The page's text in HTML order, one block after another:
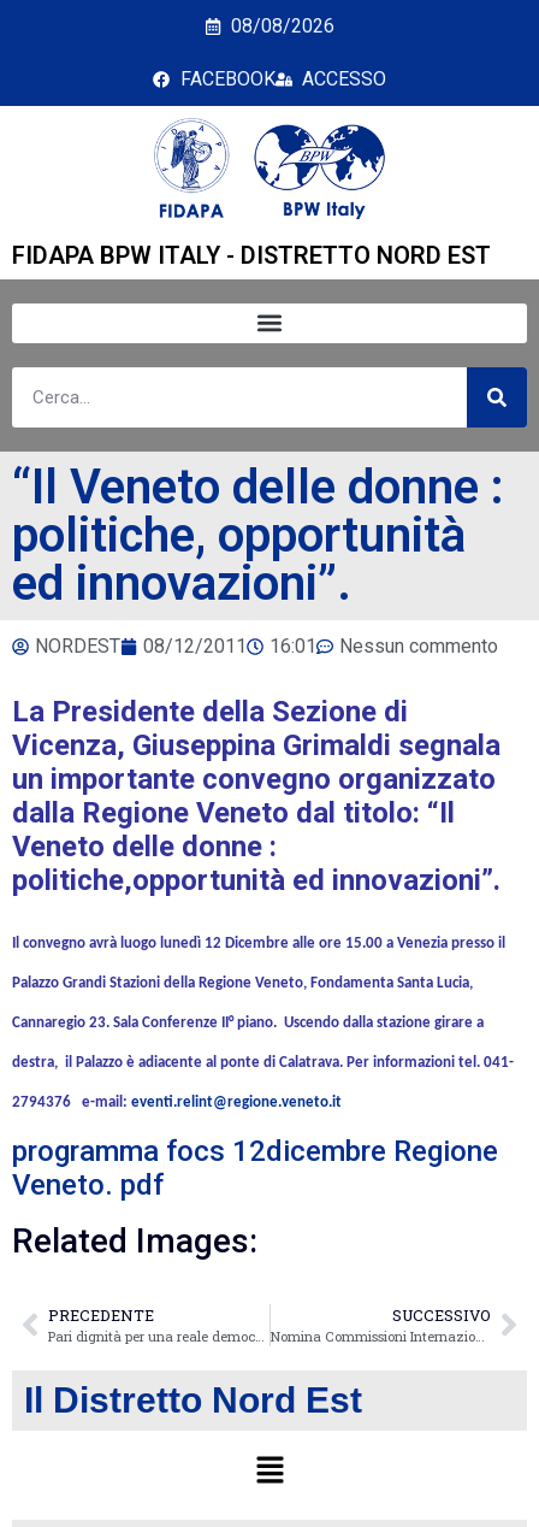
“Il Veneto delle donne
08/08/2026
FACEBOOK ACCESSO
FIDAPA BPW ITALY - DISTRETTO NORD EST
“Il Veneto delle donne :
politiche, opportunità
ed innovazioni”.
NORDEST 08/12/2011 16:01 Nessun commento
La Presidente della Sezione di
Vicenza, Giuseppina Grimaldi segnala
un importante convegno organizzato
dalla Regione Veneto dal titolo: “Il
Veneto delle donne :
politiche,opportunità ed innovazioni”.
Il convegno avrà luogo lunedì 12 Dicembre alle ore 15.00 a Venezia presso il
Palazzo Grandi Stazioni della Regione Veneto, Fondamenta Santa Lucia,
Cannaregio 23. Sala Conferenze II° piano. Uscendo dalla stazione girare a
destra, il Palazzo è adiacente al ponte di Calatrava. Per informazioni tel. 041-
2794376 e-mail: eventi.relint@regione.veneto.it
programma focs 12dicembre Regione
Veneto. pdf
Related Images:
PRECEDENTE SUCCESSIVO
Nomina Commissioni Internazionali
Il Distretto Nord Est